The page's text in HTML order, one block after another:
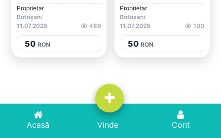
Proprietar
Botoșani
11.07.2026
489
50 RON
Proprietar
Botoșani
11.07.2026
100
50 RON
Acasă Adaugă Anunț Cont
Acasă Vinde Cont